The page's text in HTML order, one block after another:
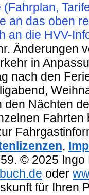
an das oben
an die HVV-
Änderungen
in
nach den
Nächten
,
© 2025
oder
für Ihren